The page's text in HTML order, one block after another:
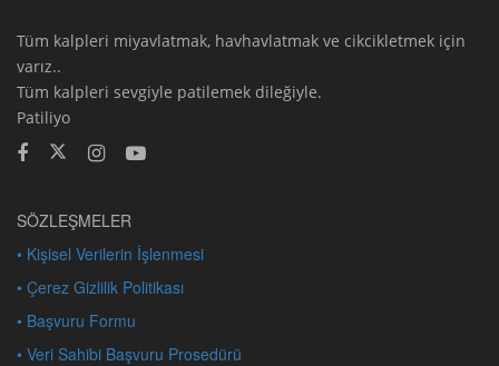
Tüm kalpleri miyavlatmak, havhavlatmak ve cikcikletmek için
varız..
Tüm kalpleri sevgiyle patilemek dileğiyle.
Patiliyo
SÖZLEŞMELER
• Kişisel Verilerin İşlenmesi
• Çerez Gizlilik Politikası
• Başvuru Formu
• Veri Sahibi Başvuru Prosedürü